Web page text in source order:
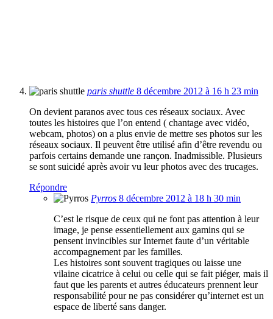
paris shuttle 8 décembre 2012 à 16 h 23 min
On devient paranos avec tous ces réseaux sociaux. Avec
toutes les histoires que l’on entend ( chantage avec vidéo,
webcam, photos) on a plus envie de mettre ses photos sur les
réseaux sociaux. Il peuvent être utilisé afin d’être revendu ou
parfois certains demande une rançon. Inadmissible. Plusieurs
se sont suicidé après avoir vu leur photos avec des trucages.
Répondre
Pyrros 8 décembre 2012 à 18 h 30 min
C’est le risque de ceux qui ne font pas attention à leur
image, je pense essentiellement aux gamins qui se
pensent invincibles sur Internet faute d’un véritable
accompagnement par les familles.
Les histoires sont souvent tragiques ou laisse une
vilaine cicatrice à celui ou celle qui se fait piéger, mais il
faut que les parents et autres éducateurs prennent leur
responsabilité pour ne pas considérer qu’internet est un
espace de liberté sans danger.